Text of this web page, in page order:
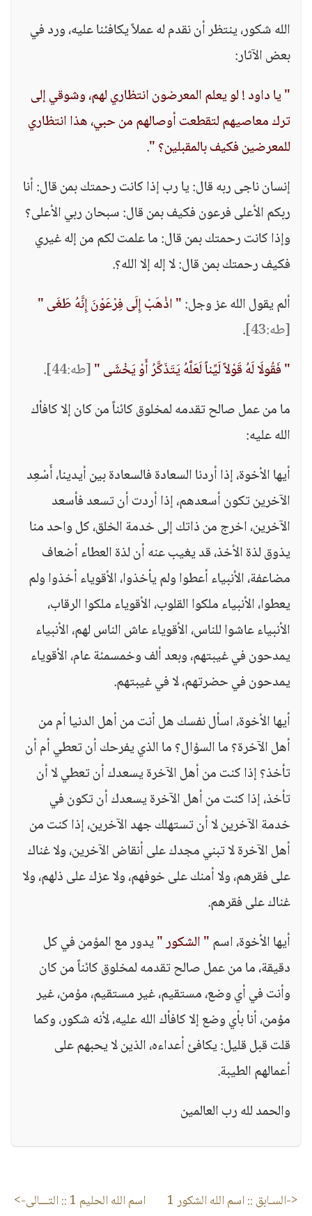
الله شكور، ينتظر أن نقدم له عملاً يكافئنا عليه، ورد في
بعض الآثار:
" يا داود ! لو يعلم المعرضون انتظاري لهم، وشوقي إلى
ترك معاصيهم لتقطعت أوصالهم من حبي، هذا انتظاري
للمعرضين فكيف بالمقبلين؟ ".
إنسان ناجى ربه قال: يا رب إذا كانت رحمتك بمن قال: أنا
ربكم الأعلى فرعون فكيف بمن قال: سبحان ربي الأعلى؟
وإذا كانت رحمتك بمن قال: ما علمت لكم من إله غيري
فكيف رحمتك بمن قال: لا إله إلا الله؟.
ألم يقول الله عز وجل:" اذْهَبْ إِلَى فِرْعَوْنَ إِنَّهُ طَغَى "
[طه:43]
.
" فَقُولَا لَهُ قَوْلاً لَيِّناً لَعَلَّهُ يَتَذَكَّرُ أَوْ يَخْشَى "[طه:44]
.
ما من عمل صالح تقدمه لمخلوق كائناً من كان إلا كافأك
الله عليه:
أيها الأخوة، إذا أردنا السعادة فالسعادة بين أيدينا، أَسْعِد
الآخرين تكون أسعدهم، إذا أردت أن تسعد فأسعد
الآخرين، اخرج من ذاتك إلى خدمة الخلق، كل واحد منا
يذوق لذة الأخذ، قد يغيب عنه أن لذة العطاء أضعاف
مضاعفة، الأنبياء أعطوا ولم يأخذوا، الأقوياء أخذوا ولم
يعطوا، الأنبياء ملكوا القلوب، الأقوياء ملكوا الرقاب،
الأنبياء عاشوا للناس، الأقوياء عاش الناس لهم، الأنبياء
يمدحون في غيبتهم، وبعد ألف وخمسمئة عام، الأقوياء
يمدحون في حضرتهم، لا في غيبتهم.
أيها الأخوة، اسأل نفسك هل أنت من أهل الدنيا أم من
أهل الآخرة؟ ما السؤال؟ ما الذي يفرحك أن تعطي أم أن
تأخذ؟ إذا كنت من أهل الآخرة يسعدك أن تعطي لا أن
تأخذ، إذا كنت من أهل الآخرة يسعدك أن تكون في
خدمة الآخرين لا أن تستهلك جهد الآخرين، إذا كنت من
أهل الآخرة لا تبني مجدك على أنقاض الآخرين، ولا غناك
على فقرهم، ولا أمنك على خوفهم، ولا عزك على ذلهم، ولا
غناك على فقرهم.
أيها الأخوة، اسم" الشكور "يدور مع المؤمن في كل
دقيقة، ما من عمل صالح تقدمه لمخلوق كائناً من كان
وأنت في أي وضع، مستقيم، غير مستقيم، مؤمن، غير
مؤمن، أنا بأي وضع إلا كافأك الله عليه، لأنه شكور، وكما
قلت قبل قليل: يكافئ أعداءه، الذين لا يحبهم على
أعمالهم الطيبة.
والحمد لله رب العالمين
<-السـابق ::اسم الله الشكور 1 اسم الله الحليم 1 :: التـــالى->